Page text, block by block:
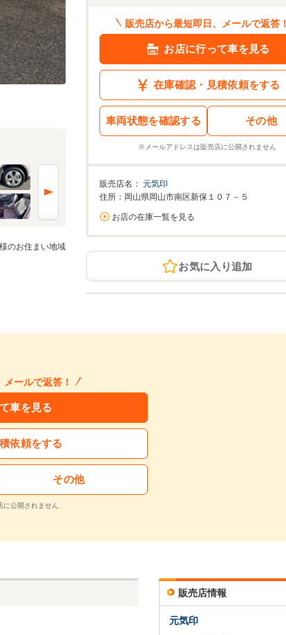
のお住まい地域
販売店から最短即日、メールで返答！
お店に行って車を見る
在庫確認・見積依頼をする
車両状態を確認する その他
※メールアドレスは販売店に公開されません
販売店名： 元気印
住所：岡山県岡山市南区新保１０７－５
お店の在庫一覧を見る
お気に入り追加
ールで返答！
車を見る
依頼をする
その他
公開されません
販売店情報
元気印